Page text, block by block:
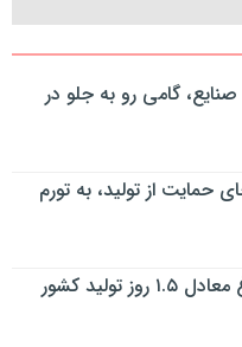
گامی رو به جلو در
حمایت از تولید، به تورم
صادرات ۱۰ هزار تن مرغ معادل ۱.۵ روز تولید کشور